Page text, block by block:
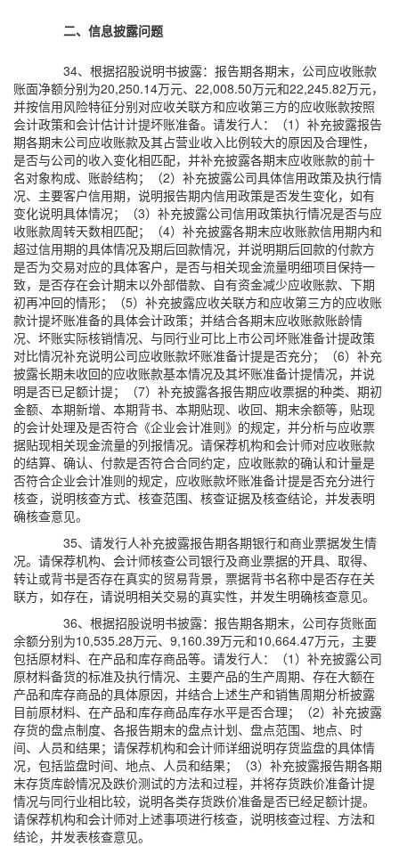
二、信息披露问题
34、根据招股说明书披露：报告期各期末，公司应收账款
账面净额分别为20,250.14万元、22,008.50万元和22,245.82万元，
并按信用风险特征分别对应收关联方和应收第三方的应收账款按照
会计政策和会计估计计提坏账准备。请发行人：（1）补充披露报告
期各期末公司应收账款及其占营业收入比例较大的原因及合理性，
是否与公司的收入变化相匹配，并补充披露各期末应收账款的前十
名对象构成、账龄结构；（2）补充披露公司具体信用政策及执行情
况、主要客户信用期，说明报告期内信用政策是否发生变化，如有
变化说明具体情况；（3）补充披露公司信用政策执行情况是否与应
收账款周转天数相匹配；（4）补充披露各期末应收账款信用期内和
超过信用期的具体情况及期后回款情况，并说明期后回款的付款方
是否为交易对应的具体客户，是否与相关现金流量明细项目保持一
致，是否存在会计期末以外部借款、自有资金减少应收账款、下期
初再冲回的情形；（5）补充披露应收关联方和应收第三方的应收账
款计提坏账准备的具体会计政策；并结合各期末应收账款账龄情
况、坏账实际核销情况、与同行业可比上市公司坏账准备计提政策
对比情况补充说明公司应收账款坏账准备计提是否充分；（6）补充
披露长期未收回的应收账款基本情况及其坏账准备计提情况，并说
明是否已足额计提；（7）补充披露各报告期应收票据的种类、期初
金额、本期新增、本期背书、本期贴现、收回、期末余额等，贴现
的会计处理及是否符合《企业会计准则》的规定，并分析与应收票
据贴现相关现金流量的列报情况。请保荐机构和会计师对应收账款
的结算、确认、付款是否符合合同约定，应收账款的确认和计量是
否符合企业会计准则的规定，应收账款坏账准备计提是否充分进行
核查，说明核查方式、核查范围、核查证据及核查结论，并发表明
确核查意见。
35、请发行人补充披露报告期各期银行和商业票据发生情
况。请保荐机构、会计师核查公司银行及商业票据的开具、取得、
转让或背书是否存在真实的贸易背景，票据背书名称中是否存在关
联方，如存在，请说明相关交易的真实性，并发生明确核查意见。
36、根据招股说明书披露：报告期各期末，公司存货账面
余额分别为10,535.28万元、9,160.39万元和10,664.47万元，主要
包括原材料、在产品和库存商品等。请发行人：（1）补充披露公司
原材料备货的标准及执行情况、主要产品的生产周期、存在大额在
产品和库存商品的具体原因，并结合上述生产和销售周期分析披露
目前原材料、在产品和库存商品库存水平是否合理；（2）补充披露
存货的盘点制度、各报告期末的盘点计划、盘点范围、地点、时
间、人员和结果；请保荐机构和会计师详细说明存货监盘的具体情
况，包括监盘时间、地点、人员和结果；（3）补充披露报告期各期
末存货库龄情况及跌价测试的方法和过程，并将存货跌价准备计提
情况与同行业相比较，说明各类存货跌价准备是否已经足额计提。
请保荐机构和会计师对上述事项进行核查，说明核查过程、方法和
结论，并发表核查意见。